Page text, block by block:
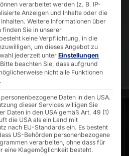
mit
für
undZuverlässigkeit
dieaktiv gekühlten
SerienAKHET® Motion und
und austauschbare Staubfilter
verarbeitet werden (z. B. IP-
Anzeigen und Inhalte oder die
Weitere Informationen über
finden Sie in unserer
keine Verpflichtung, in die
um dieses Angebot zu
jederzeit unter Einstellungen
Bitte beachten Sie, dass aufgrund
nicht alle Funktionen
Daten in den USA.
dieser Services willigen Sie
Daten in den USA gemäß Art. 49 (1)
die USA als ein Land mit
nach EU-Standards ein. Es besteht
US-Behörden personenbezogene
verarbeiten, ohne dass für
eine Klagemöglichkeit besteht.